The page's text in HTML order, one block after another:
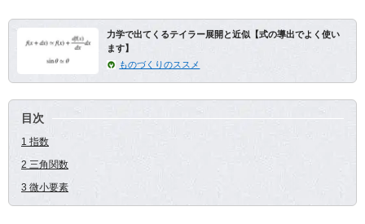
力学で出てくるテイラー展開と近似【式の導出でよく使い
ます】
ものづくりのススメ
目次
1 指数
2 三角関数
3 微小要素